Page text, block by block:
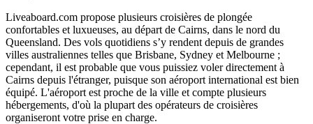
Liveaboard.com propose plusieurs croisières de plongée
confortables et luxueuses, au départ de Cairns, dans le nord du
Queensland. Des vols quotidiens s’y rendent depuis de grandes
villes australiennes telles que Brisbane, Sydney et Melbourne ;
cependant, il est probable que vous puissiez voler directement à
Cairns depuis l'étranger, puisque son aéroport international est bien
équipé. L'aéroport est proche de la ville et compte plusieurs
hébergements, d'où la plupart des opérateurs de croisières
organiseront votre prise en charge.